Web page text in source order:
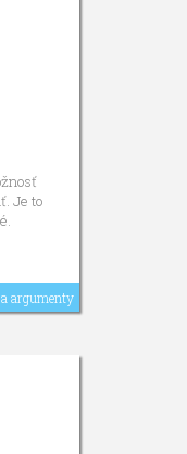
Je to
argumenty